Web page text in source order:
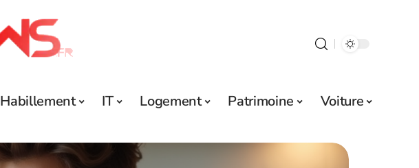
Habillement IT Logement Patrimoine Voiture